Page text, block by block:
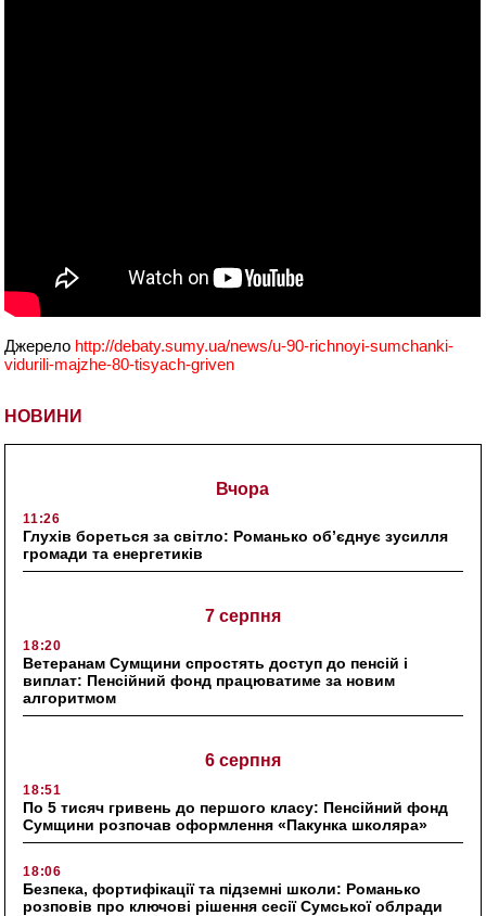
НОВИНИ
Вчора
11:26
Глухів бореться за світло: Романько об’єднує зусилля
громади та енергетиків
7 серпня
18:20
Ветеранам Сумщини спростять доступ до пенсій і
виплат: Пенсійний фонд працюватиме за новим
алгоритмом
6 серпня
18:51
По 5 тисяч гривень до першого класу: Пенсійний фонд
Сумщини розпочав оформлення «Пакунка школяра»
18:06
Безпека, фортифікації та підземні школи: Романько
розповів про ключові рішення сесії Сумської облради
Джерело http://debaty.sumy.ua/news/u-90-richnoyi-sumchanki-
vidurili-majzhe-80-tisyach-griven